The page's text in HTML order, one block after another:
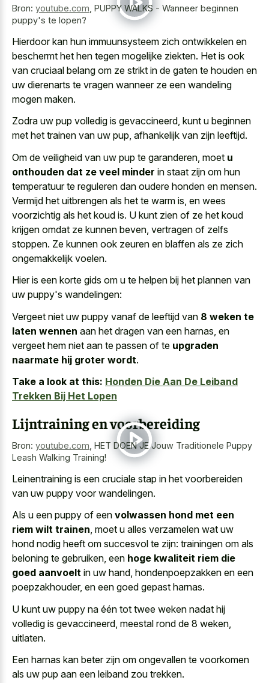
Bron: youtube.com PUPPY WALKS - Wanneer beginnen
puppy's te lopen?
Hierdoor kan hun immuunsysteem zich ontwikkelen en
beschermt het hen tegen mogelijke ziekten. Het is ook
van cruciaal belang om ze strikt in de gaten te houden en
uw dierenarts te vragen wanneer ze een wandeling
mogen maken.
Zodra uw pup volledig is gevaccineerd, kunt u beginnen
met het trainen van uw pup, afhankelijk van zijn leeftijd.
Om de veiligheid van uw pup te garanderen, moet u
onthouden dat ze veel minder in staat zijn om hun
temperatuur te reguleren dan oudere honden en mensen.
Vermijd het uitbrengen als het te warm is, en wees
voorzichtig als het koud is. U kunt zien of ze het koud
krijgen omdat ze kunnen beven, vertragen of zelfs
stoppen. Ze kunnen ook zeuren en blaffen als ze zich
ongemakkelijk voelen.
Hier is een korte gids om u te helpen bij het plannen van
uw puppy's wandelingen:
Vergeet niet uw puppy vanaf de leeftijd van 8 weken te
laten wennen aan het dragen van een harnas, en
vergeet hem niet aan te passen of te upgraden
naarmate hij groter wordt.
Take a look at this: Honden Die Aan De Leiband
Trekken Bij Het Lopen
Lijntraining en voorbereiding
Bron: youtube.com HET DOEN JE Jouw Traditionele Puppy
Leash Walking Training!
Leinentraining is een cruciale stap in het voorbereiden
van uw puppy voor wandelingen.
Als u een puppy of een volwassen hond met een
riem wilt trainen, moet u alles verzamelen wat uw
hond nodig heeft om succesvol te zijn: trainingen om als
beloning te gebruiken, een hoge kwaliteit riem die
goed aanvoelt in uw hand, hondenpoepzakken en een
poepzakhouder, en een goed gepast harnas.
U kunt uw puppy na één tot twee weken nadat hij
volledig is gevaccineerd, meestal rond de 8 weken,
uitlaten.
Een harnas kan beter zijn om ongevallen te voorkomen
als uw pup aan een leiband zou trekken.